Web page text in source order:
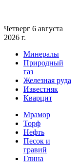
Четверг 6 августа
2026 г.
Минералы
Природный
газ
Железная руда
Известняк
Кварцит
Мрамор
Торф
Нефть
Песок и
гравий
Глина